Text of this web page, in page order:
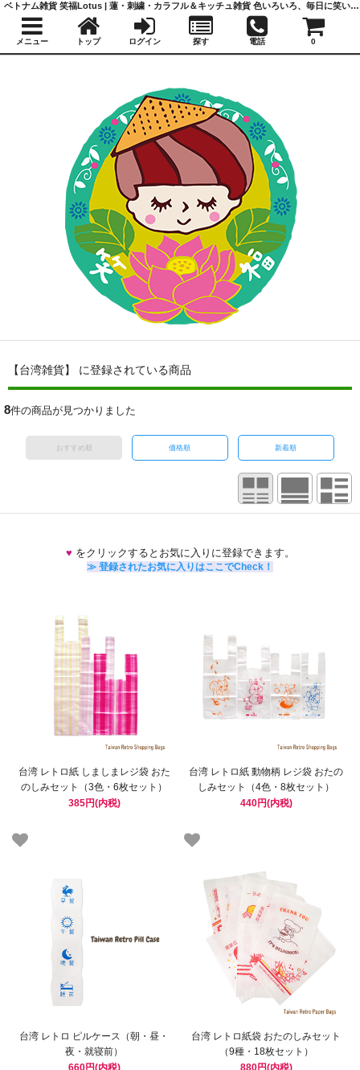
【台湾雑貨】 に登録されている商品
8件の商品が見つかりました
おすすめ順 価格順 新着順
♥ をクリックするとお気に入りに登録できます。
≫ 登録されたお気に入りはここでCheck！
台湾 レトロ紙 しましまレジ袋 おた
のしみセット（3色・6枚セット）
385円(内税)
台湾 レトロ紙 動物柄 レジ袋 おたの
しみセット（4色・8枚セット）
440円(内税)
台湾 レトロ ピルケース（朝・昼・
夜・就寝前）
660円(内税)
台湾 レトロ紙袋 おたのしみセット
（9種・18枚セット）
880円(内税)
ベトナム雑貨 笑福Lotus | 蓮・刺繍・カラフル＆キッチュ雑貨 色いろいろ、毎日に笑いと福を
メニュー トップ ログイン 探す 電話 0